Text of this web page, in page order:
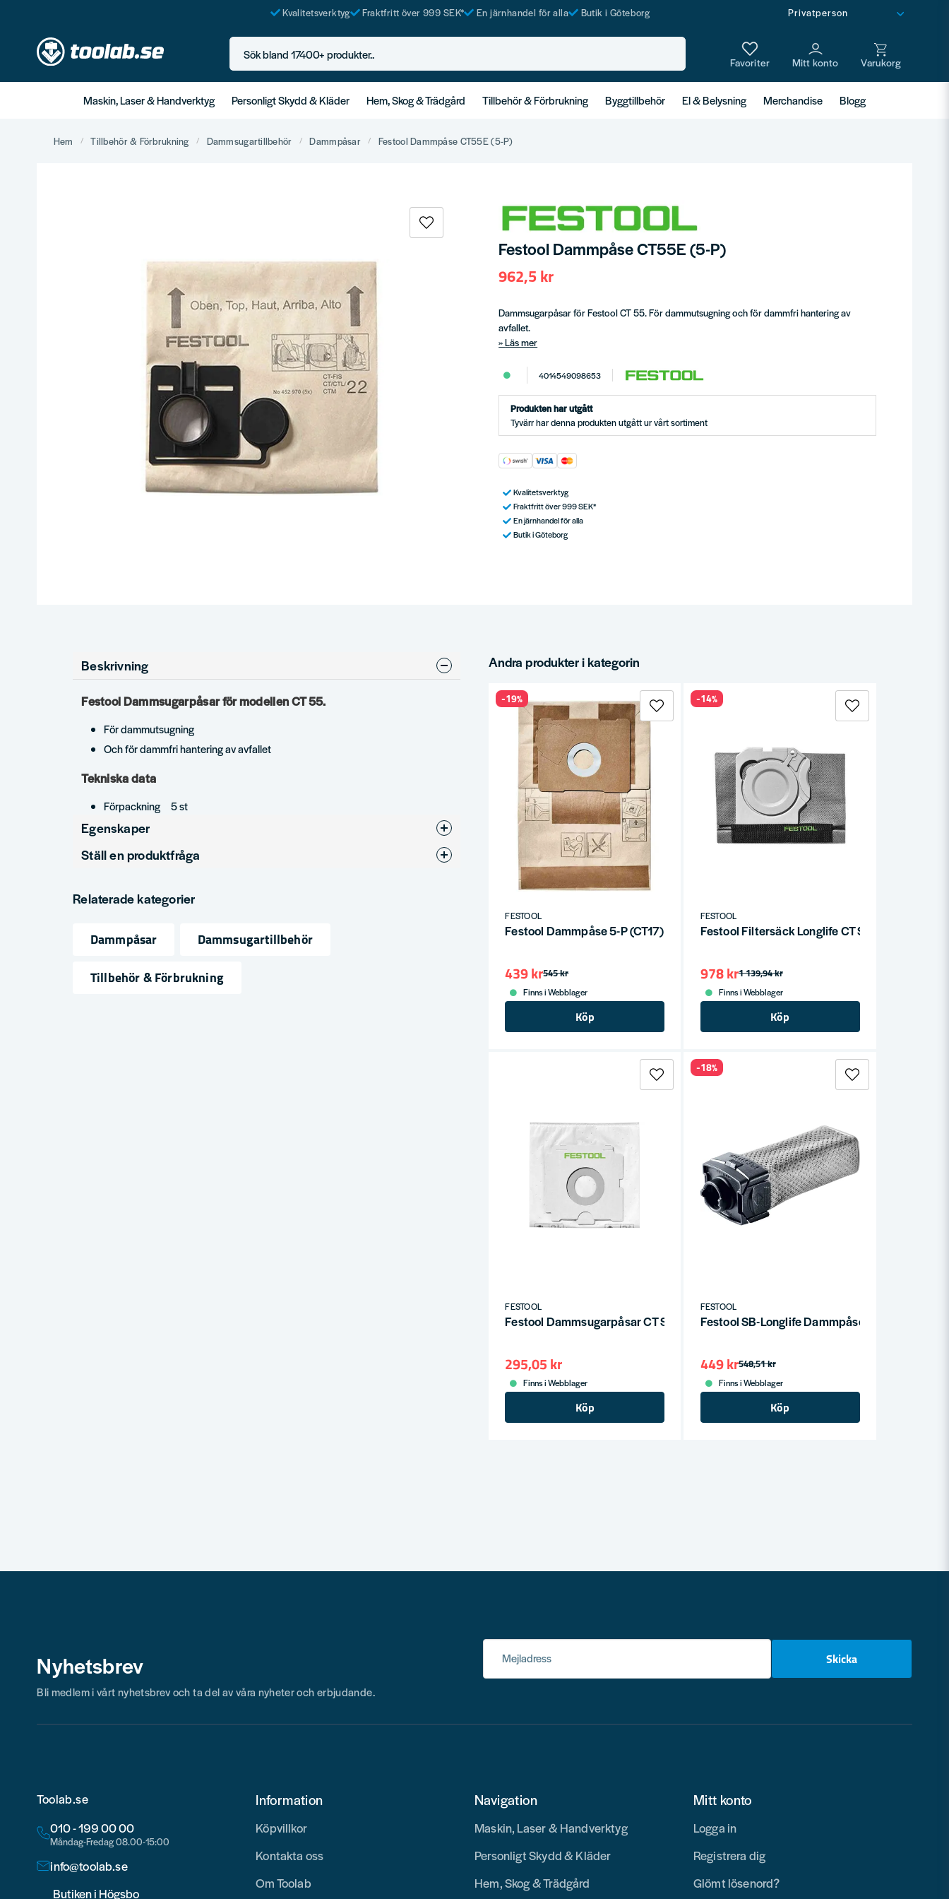
Kvalitetsverktyg Fraktfritt över 999 SEK* En järnhandel för alla Butik i Göteborg
Sök bland 17400+ produkter..
Maskin, Laser & Handverktyg Personligt Skydd & Kläder Hem, Skog & Trädgård Tillbehör & Förbrukning Byggtillbehör El & Belysning Merchandise Blogg
Hem Tillbehör & Förbrukning Dammsugartillbehör Dammpåsar Festool Dammpåse CT55E (5-P)
Festool Dammpåse CT55E (5-P)
962,5 kr
Dammsugarpåsar för Festool CT 55. För dammutsugning och för dammfri hantering av
avfallet.
Läs mer
4014549098653
Produkten har utgått
Tyvärr har denna produkten utgått ur vårt sortiment
Kvalitetsverktyg
Fraktfritt över 999 SEK*
En järnhandel för alla
Butik i Göteborg
Beskrivning
Festool Dammsugarpåsar för modellen CT 55.
För dammutsugning
Och för dammfri hantering av avfallet
Tekniska data
Förpackning 5 st
Egenskaper
Produkttyp
Ställ en produktfråga
Fråga oss något om denna produkten...
Relaterade kategorier
Dammpåsar
Dammsugartillbehör
Tillbehör & Förbrukning
Andra produkter i kategorin
FESTOOL
Festool Dammpåse 5-P (CT17)
545 kr
439 kr
Finns i Webblager
Köp
-19%
FESTOOL
Festool Filtersäck Longlife CT SYS
1 139,94 kr
978 kr
Finns i Webblager
Köp
-14%
FESTOOL
Festool Dammsugarpåsar CT SYS (5-P)
295,05 kr
Finns i Webblager
Köp
FESTOOL
Festool SB-Longlife Dammpåse till RTS/DTS/
548,51 kr
449 kr
Finns i Webblager
Köp
-18%
Nyhetsbrev Mejladress Skicka
Bli medlem i vårt nyhetsbrev och ta del av våra nyheter och erbjudande.
Toolab.se
010 - 199 00 00
Måndag-Fredag 08.00-15:00
info@toolab.se
Butiken i Högsbo
Information
Köpvillkor
Kontakta oss
Om Toolab
Navigation
Maskin, Laser & Handverktyg
Personligt Skydd & Kläder
Hem, Skog & Trädgård
Mitt konto
Logga in
Registrera dig
Glömt lösenord?